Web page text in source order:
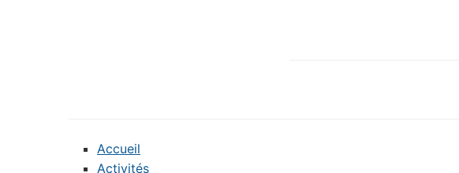
Accueil
Activités